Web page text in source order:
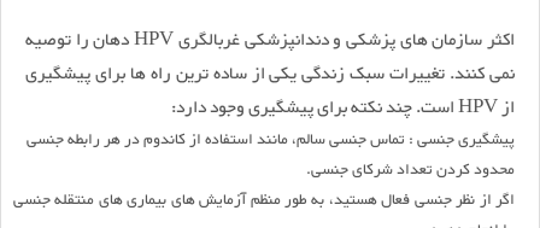
اکثر سازمان های پزشکی و دندانپزشکی غربالگری HPV دهان را توصیه
نمی کنند. تغییرات سبک زندگی یکی از ساده ترین راه ها برای پیشگیری
از HPV است. چند نکته برای پیشگیری وجود دارد:
پیشگیری جنسى : تماس جنسی سالم، مانند استفاده از کاندوم در هر رابطه جنسی
محدود کردن تعداد شرکای جنسی.
اگر از نظر جنسی فعال هستید، به طور منظم آزمایش هاى بیمارى هاى منتقله جنسى